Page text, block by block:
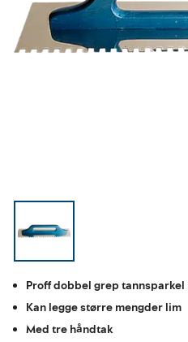
Proff dobbel grep tannsparkel
Kan legge større mengder lim
Med tre håndtak